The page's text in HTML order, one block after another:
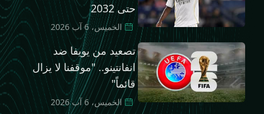
حتى 2032
الخميس، 6 آب 2026
تصعيد من يويفا ضد
انفانتينو.. "موقفنا لا يزال
قائماً"
الخميس، 6 آب 2026